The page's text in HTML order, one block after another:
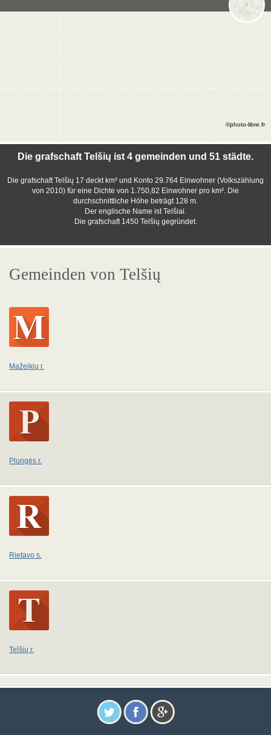
Die grafschaft Telšių ist 4 gemeinden und 51 städte.
Die grafschaft Telšių 17 deckt km² und Konto 29.764 Einwohner (Volkszählung
von 2010) für eine Dichte von 1.750,82 Einwohner pro km². Die
durchschnittliche Höhe beträgt 128 m.
Der englische Name ist Telšiai.
Die grafschaft 1450 Telšių gegründet.
©photo-libre.fr
Gemeinden von Telšių
Mažeikių r.
Plungės r.
Rietavo s.
Telšių r.